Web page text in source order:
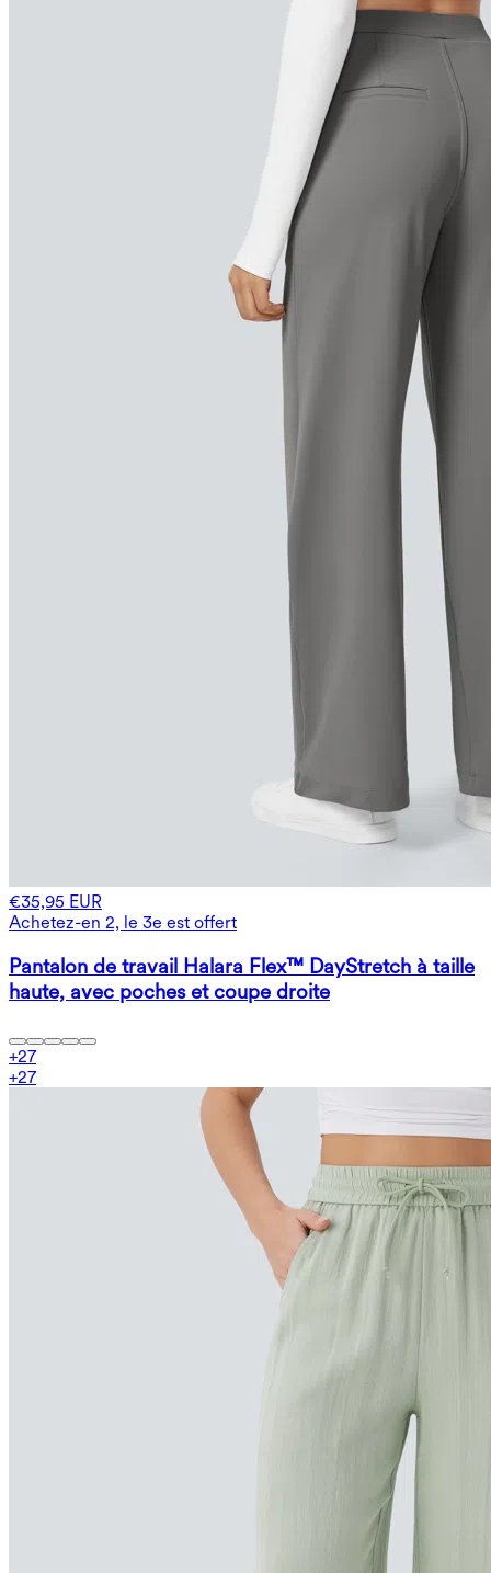
€35,95 EUR
Achetez-en 2, le 3e est offert
Pantalon de travail Halara Flex™ DayStretch à taille
haute, avec poches et coupe droite
+27
+27